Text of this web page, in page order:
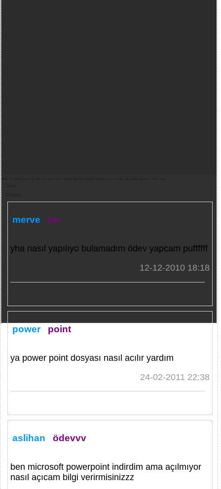
merve nn
yha nasıl yapılıyo bulamadım ödev yapcam puffffff
12-12-2010 18:18
power point
ya power point dosyası nasıl acılır yardım
24-02-2011 22:38
aslihan ödevvv
ben microsoft powerpoint indirdim ama açılmıyor
nasıl açıcam bilgi verirmisinizzz